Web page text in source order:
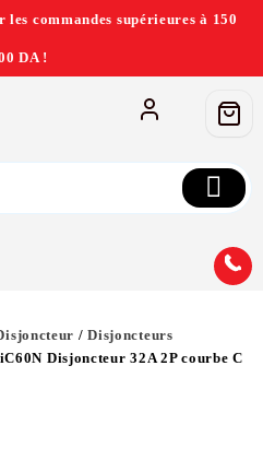
commandes supérieures à 150
DA !
/Disjoncteurs
Disjoncteur 32A 2P courbe C